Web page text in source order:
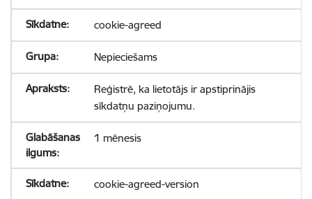
cookie-agreed
Nepieciešams
Reģistrē, ka lietotājs ir apstiprinājis
sīkdatņu paziņojumu.
1 mēnesis
cookie-agreed-version